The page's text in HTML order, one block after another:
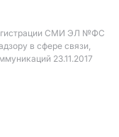
СМИ ЭЛ №ФС
в сфере связи,
23.11.2017